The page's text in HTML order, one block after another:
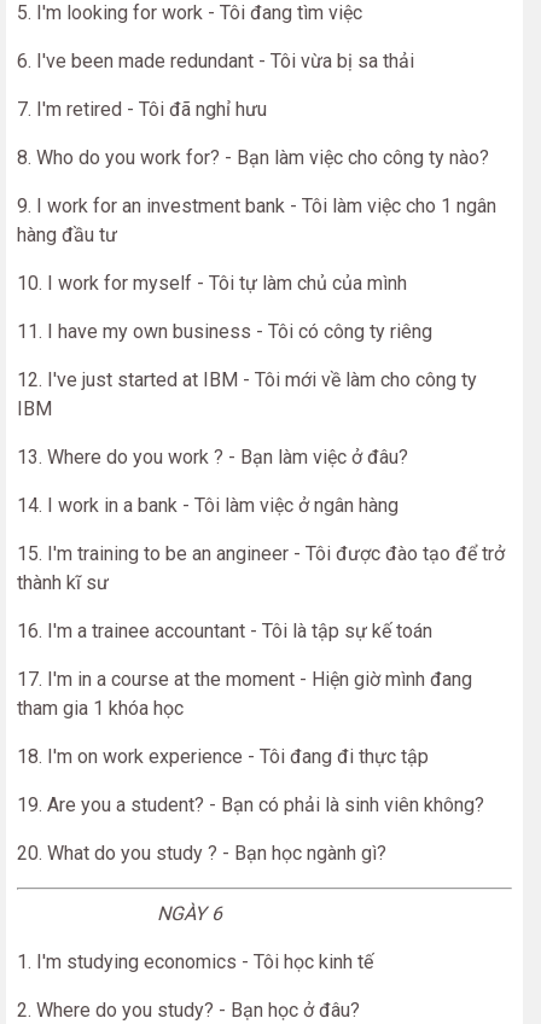
5. I'm looking for work - Tôi đang tìm việc
6. I've been made redundant - Tôi vừa bị sa thải
7. I'm retired - Tôi đã nghỉ hưu
8. Who do you work for? - Bạn làm việc cho công ty nào?
9. I work for an investment bank - Tôi làm việc cho 1 ngân
hàng đầu tư
10. I work for myself - Tôi tự làm chủ của mình
11. I have my own business - Tôi có công ty riêng
12. I've just started at IBM - Tôi mới về làm cho công ty
IBM
13. Where do you work ? - Bạn làm việc ở đâu?
14. I work in a bank - Tôi làm việc ở ngân hàng
15. I'm training to be an angineer - Tôi được đào tạo để trở
thành kĩ sư
16. I'm a trainee accountant - Tôi là tập sự kế toán
17. I'm in a course at the moment - Hiện giờ mình đang
tham gia 1 khóa học
18. I'm on work experience - Tôi đang đi thực tập
19. Are you a student? - Bạn có phải là sinh viên không?
20. What do you study ? - Bạn học ngành gì?
NGÀY 6
1. I'm studying economics - Tôi học kinh tế
2. Where do you study? - Bạn học ở đâu?